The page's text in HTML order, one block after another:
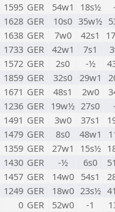
1595 GER 54w1 18s½
1628 GER 10s0 35w½
1638 GER 7w0 42s1
1733 GER 42w1 7s1
1572 GER 2s0 -½
1859 GER 32s0 29w1
1671 GER 48s1 2w0
1236 GER 19w½ 27s0
1491 GER 3w0 37s1
1479 GER 8s0 48w1
1359 GER 27w1 15s½
1430 GER -½ 6s0
1457 GER 14w0 54s1
1249 GER 18w0 23s½
0 GER 52w0 -1